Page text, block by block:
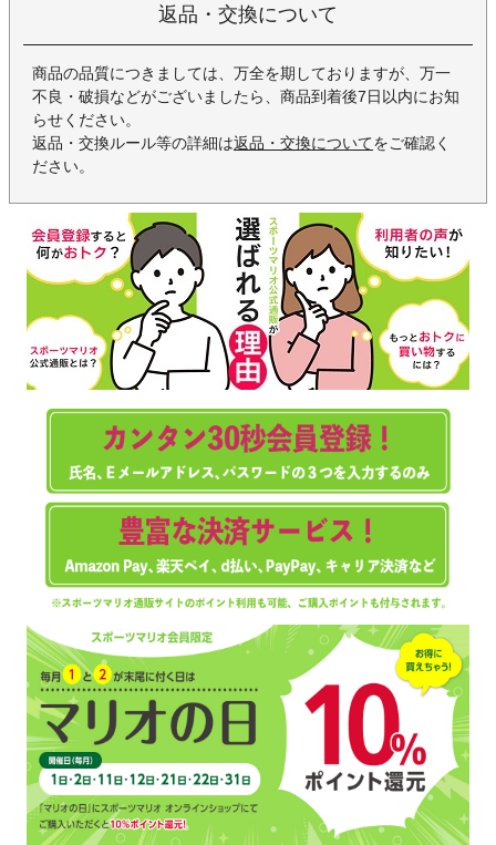
返品・交換について
商品の品質につきましては、万全を期しておりますが、万一
不良・破損などがございましたら、商品到着後7日以内にお知
らせください。
返品・交換ルール等の詳細は返品・交換についてをご確認く
ださい。